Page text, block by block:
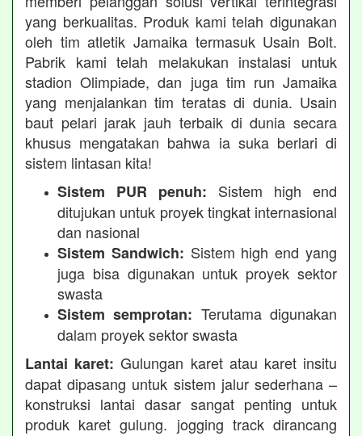
yang berkualitas. Produk kami telah digunakan
oleh tim atletik Jamaika termasuk Usain Bolt.
Pabrik kami telah melakukan instalasi untuk
stadion Olimpiade, dan juga tim run Jamaika
yang menjalankan tim teratas di dunia. Usain
baut pelari jarak jauh terbaik di dunia secara
khusus mengatakan bahwa ia suka berlari di
sistem lintasan kita!
Sistem PUR penuh: Sistem high end
ditujukan untuk proyek tingkat internasional
dan nasional
Sistem Sandwich: Sistem high end yang
juga bisa digunakan untuk proyek sektor
swasta
Sistem semprotan: Terutama digunakan
dalam proyek sektor swasta
Lantai karet: Gulungan karet atau karet insitu
dapat dipasang untuk sistem jalur sederhana –
konstruksi lantai dasar sangat penting untuk
produk karet gulung. jogging track dirancang